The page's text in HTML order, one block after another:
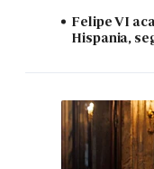
Felipe VI
Hispania,